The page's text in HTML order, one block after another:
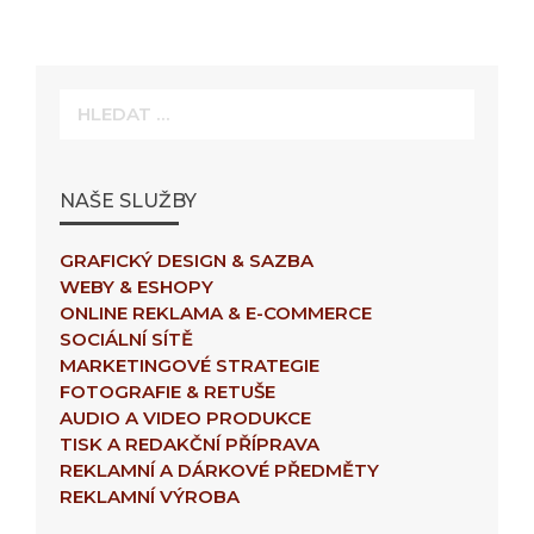
NAŠE SLUŽBY
GRAFICKÝ DESIGN & SAZBA
WEBY & ESHOPY
ONLINE REKLAMA & E-COMMERCE
SOCIÁLNÍ SÍTĚ
MARKETINGOVÉ STRATEGIE
FOTOGRAFIE & RETUŠE
AUDIO A VIDEO PRODUKCE
TISK A REDAKČNÍ PŘÍPRAVA
REKLAMNÍ A DÁRKOVÉ PŘEDMĚTY
REKLAMNÍ VÝROBA